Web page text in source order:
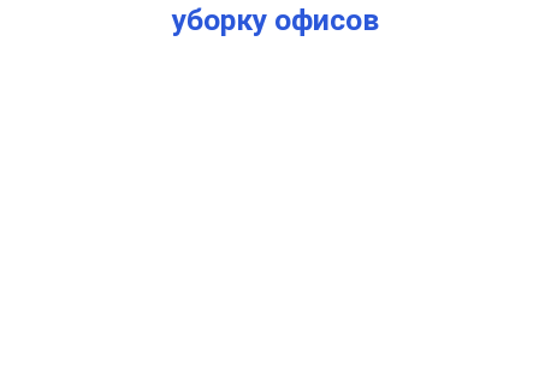
уборку офисов